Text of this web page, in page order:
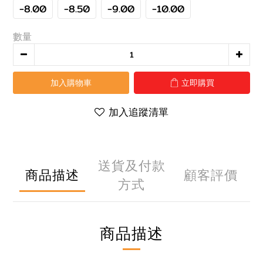
-8.00
-8.50 -9.00 -10.00
數量
加入購物車 立即購買
加入追蹤清單
商品描述
送貨及付款
方式
顧客評價
商品描述